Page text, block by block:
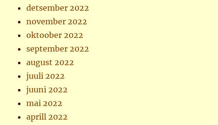
detsember 2022
november 2022
oktoober 2022
september 2022
august 2022
juuli 2022
juuni 2022
mai 2022
aprill 2022